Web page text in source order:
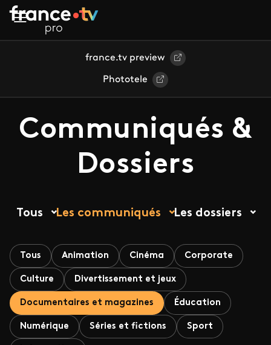
Aller au contenu principal
france.tv preview
Phototele
Communiqués &
Dossiers
Tous Les communiqués Les dossiers
Tous Animation Cinéma Corporate
Culture Divertissement et jeux
Documentaires et magazines Éducation
Numérique Séries et fictions Sport